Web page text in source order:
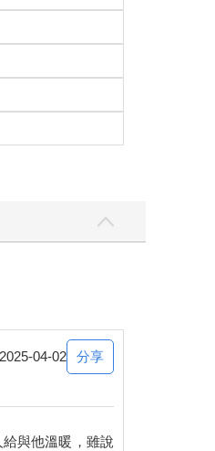
2025-04-02 分享
與他溫暖，雖說